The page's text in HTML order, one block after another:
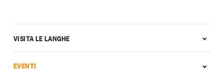
VISITA LE LANGHE
EVENTI